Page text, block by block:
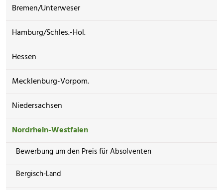
Bremen/Unterweser
Hamburg/Schles.-Hol.
Hessen
Mecklenburg-Vorpom.
Niedersachsen
Nordrhein-Westfalen
Bewerbung um den Preis für Absolventen
Bergisch-Land